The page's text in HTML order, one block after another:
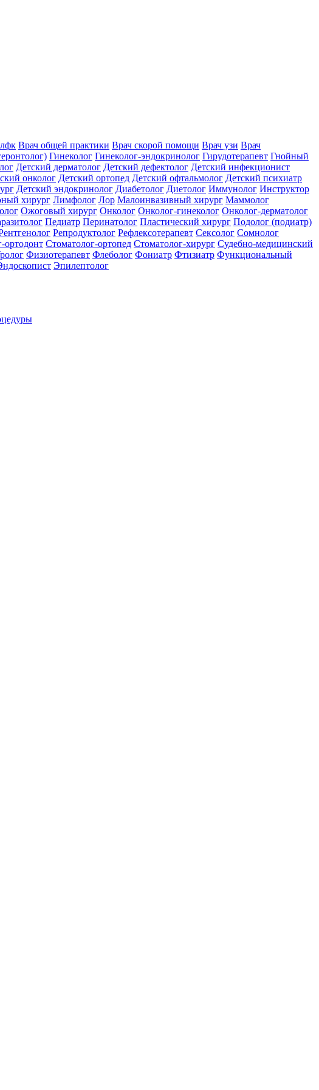
Врач общей практики Врач скорой помощи Врач узи Врач
Гинеколог Гинеколог-эндокринолог Гирудотерапевт Гнойный
Детский дерматолог Детский дефектолог Детский инфекционист
онколог Детский ортопед Детский офтальмолог Детский психиатр
Детский эндокринолог Диабетолог Диетолог Иммунолог Инструктор
хирург Лимфолог Лор Малоинвазивный хирург Маммолог
Ожоговый хирург Онколог Онколог-гинеколог Онколог-дерматолог
Педиатр Перинатолог Пластический хирург Подолог (подиатр)
Репродуктолог Рефлексотерапевт Сексолог Сомнолог
ортодонт Стоматолог-ортопед Стоматолог-хирург Судебно-медицинский
Физиотерапевт Флеболог Фониатр Фтизиатр Функциональный
Эпилептолог